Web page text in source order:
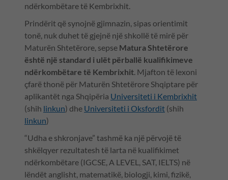
ndërkombëtare të Kembrixhit.
Prindërit që synojnë gjimnazin, sipas orientimit
tonë, nuk duhet të gjejnë një shkollë të mirë për
Maturën Shtetërore, sepse Matura Shtetërore
është një standard i ulët përballë kualifikimeve
ndërkombëtare të Kembrixhit. Mjafton të lexoni
çfarë thonë për Maturën Shtetërore Shqiptare për
aplikantët nga Shqipëria Universiteti i Kembrixhit
(shih linkun) dhe Universiteti i Oksfordit (shih
linkun)
“Udha e shkronjave” tashmë ka një përvojë të
shkëlqyer rezultatesh të larta në kualifikimet
ndërkombëtare (IGCSE, A LEVEL, SAT, IELTS) në
lëndët anglisht, matematikë, biologji, kimi, fizikë,